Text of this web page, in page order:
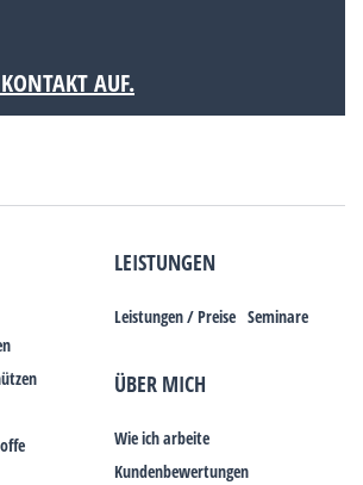
AUF.
LEISTUNGEN
Leistungen / Preise Seminare
ÜBER MICH
Wie ich arbeite
Kundenbewertungen